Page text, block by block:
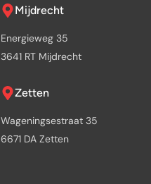
Mijdrecht
Energieweg 35
3641 RT Mijdrecht
Zetten
Wageningsestraat 35
6671 DA Zetten